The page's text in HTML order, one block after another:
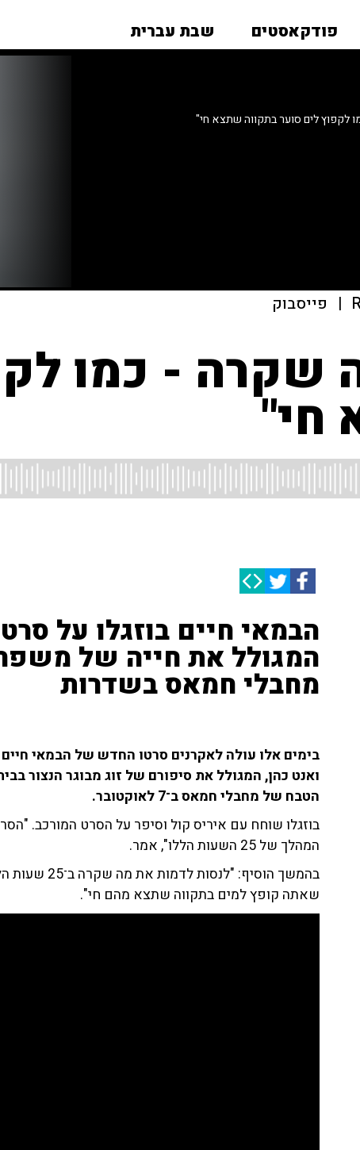
פודקאסטים שבת עברית
לים סוער בתקווה שתצא חי"
| פייסבוק
שקרה - כמו
חי"
הבמאי חיים בוזגלו על
המגולל את חייה של
מחבלי חמאס בשדרות
בימים אלו עולה לאקרנים סרטו החדש של הבמאי
ואנט כהן, המגולל את סיפורם של זוג מבוגר הנצור
הטבח של מחבלי חמאס ב־7 לאוקטובר.
בוזגלו שוחח עם איריס קול וסיפר על הסרט המורכב.
המהלך של 25 השעות הללו", אמר.
בהמשך
שאתה קופץ למים בתקווה שתצא מהם חי".